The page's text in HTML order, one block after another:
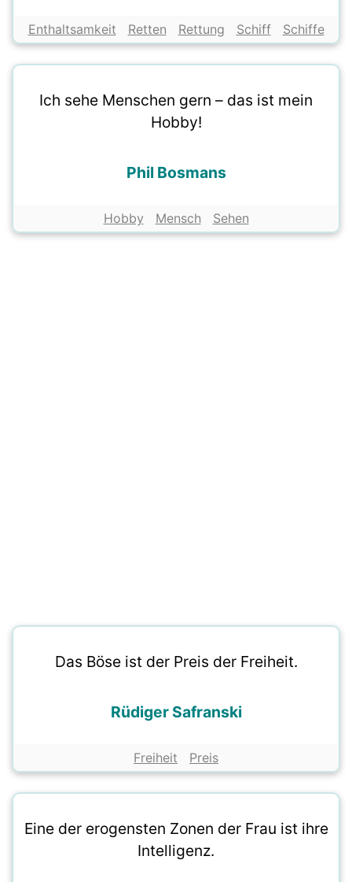
Enthaltsamkeit Retten Rettung Schiff Schiffe
Ich sehe Menschen gern – das ist mein
Hobby!
Phil Bosmans
Hobby Mensch Sehen
Das Böse ist der Preis der Freiheit.
Rüdiger Safranski
Freiheit Preis
Eine der erogensten Zonen der Frau ist ihre
Intelligenz.